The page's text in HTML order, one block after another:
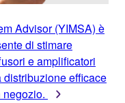
Advisor (YIMSA) è
di stimare
e amplificatori
efficace